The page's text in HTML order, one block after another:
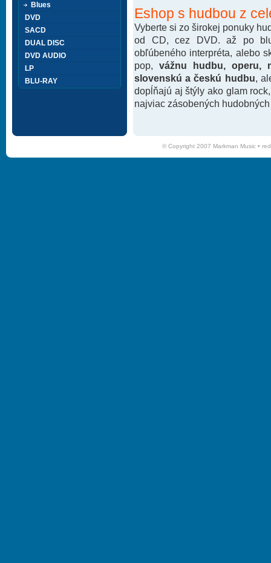
Eshop s hudbou z
Vyberte si zo širokej ponuky
od CD, cez DVD. až po
obľúbeného interpréta, alebo
pop, vážnu hudbu, operu,
slovenskú a českú hudbu ,
dopĺňajú aj štýly ako glam
najviac zásobených
Blues
DVD
SACD
DUAL DISC
DVD AUDIO
LP
BLU-RAY
© Copyright 2007 Markman Music •